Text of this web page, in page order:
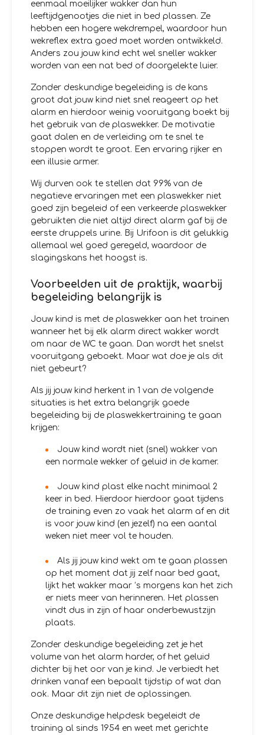
eenmaal moeilijker wakker dan hun
leeftijdgenootjes die niet in bed plassen. Ze
hebben een hogere wekdrempel, waardoor hun
wekreflex extra goed moet worden ontwikkeld.
Anders zou jouw kind echt wel sneller wakker
worden van een nat bed of doorgelekte luier.
Zonder deskundige begeleiding is de kans
groot dat jouw kind niet snel reageert op het
alarm en hierdoor weinig vooruitgang boekt bij
het gebruik van de plaswekker. De motivatie
gaat dalen en de verleiding om te snel te
stoppen wordt te groot. Een ervaring rijker en
een illusie armer.
Wij durven ook te stellen dat 99% van de
negatieve ervaringen met een plaswekker niet
goed zijn begeleid of een verkeerde plaswekker
gebruikten die niet altijd direct alarm gaf bij de
eerste druppels urine. Bij Urifoon is dit gelukkig
allemaal wel goed geregeld, waardoor de
slagingskans het hoogst is.
Voorbeelden uit de praktijk, waarbij
begeleiding belangrijk is
Jouw kind is met de plaswekker aan het trainen
wanneer het bij elk alarm direct wakker wordt
om naar de WC te gaan. Dan wordt het snelst
vooruitgang geboekt. Maar wat doe je als dit
niet gebeurt?
Als jij jouw kind herkent in 1 van de volgende
situaties is het extra belangrijk goede
begeleiding bij de plaswekkertraining te gaan
krijgen:
Jouw kind wordt niet (snel) wakker van
een normale wekker of geluid in de kamer.
Jouw kind plast elke nacht minimaal 2
keer in bed. Hierdoor hierdoor gaat tijdens
de training even zo vaak het alarm af en dit
is voor jouw kind (en jezelf) na een aantal
weken niet meer vol te houden.
Als jij jouw kind wekt om te gaan plassen
op het moment dat jij zelf naar bed gaat,
lijkt het wakker maar ’s morgens kan het zich
er niets meer van herinneren. Het plassen
vindt dus in zijn of haar onderbewustzijn
plaats.
Zonder deskundige begeleiding zet je het
volume van het alarm harder, of het geluid
dichter bij het oor van je kind. Je verbiedt het
drinken vanaf een bepaalt tijdstip of wat dan
ook. Maar dit zijn niet de oplossingen.
Onze deskundige helpdesk begeleidt de
training al sinds 1954 en weet met gerichte